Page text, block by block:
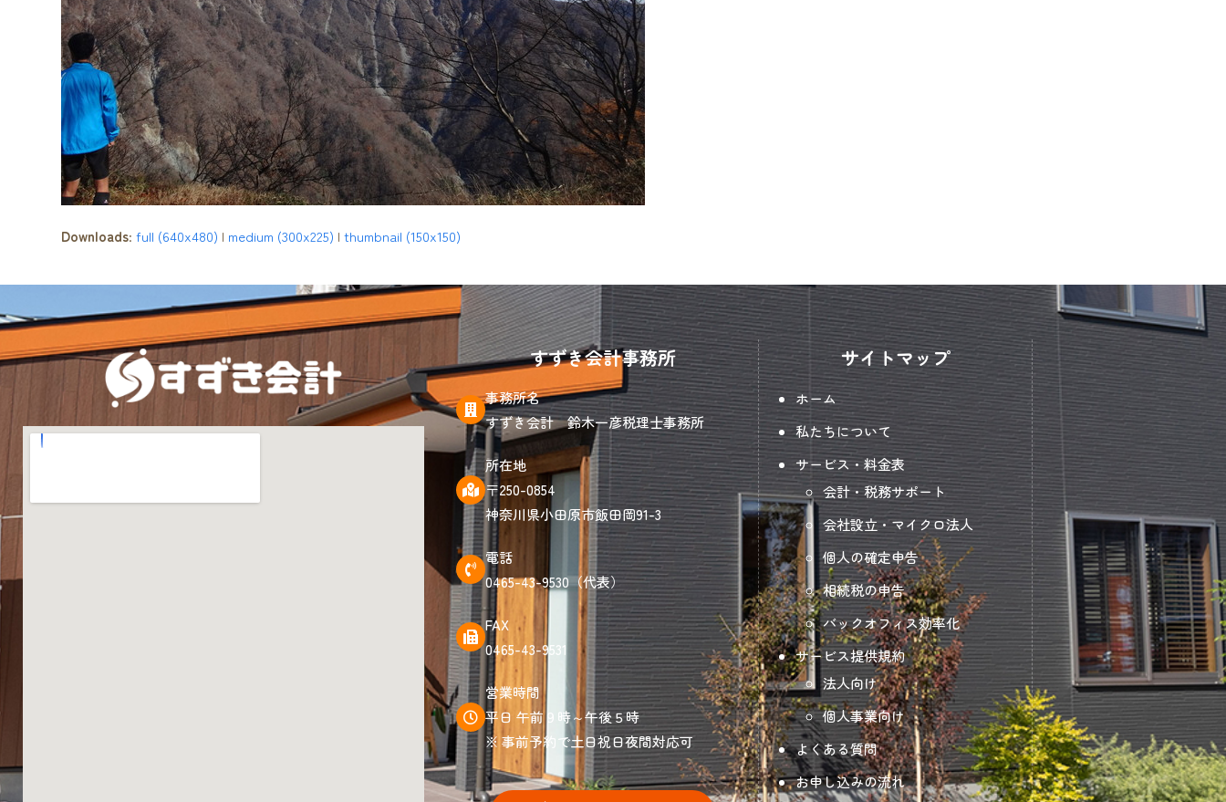
Downloads:full (640x480) | medium (300x225) |thumbnail (150x150)
すずき会計事務所
事務所名
すずき会計 鈴木一彦税理士事務所
所在地
〒250-0854
神奈川県小田原市飯田岡91-3
電話
0465-43-9530（代表）
FAX
0465-43-9531
営業時間
平日 午前９時～午後５時
※ 事前予約で土日祝日夜間対応可
サイトマップ
ホーム
私たちについて
サービス・料金表
会計・税務サポート
会社設立・マイクロ法人
個人の確定申告
相続税の申告
バックオフィス効率化
サービス提供規約
法人向け
個人事業向け
よくある質問
お申し込みの流れ